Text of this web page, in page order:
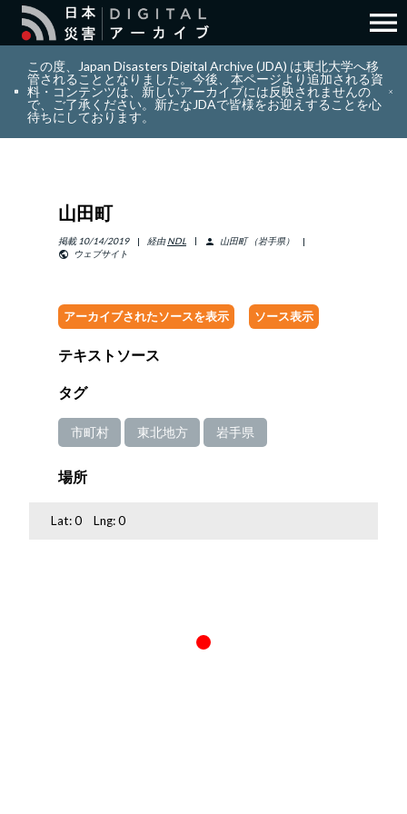
search 検索
layers コレクション
ENGLISH 日本語
menu
この度、Japan Disasters Digital Archive (JDA) は東北大学へ移
管されることとなりました。今後、本ページより追加される資
料・コンテンツは、新しいアーカイブには反映されませんの
で、ご了承ください。新たなJDAで皆様をお迎えすることを心
待ちにしております。
山田町
掲載 10/14/2019 経由 NDL person
山田町 （岩手県）
public
ウェブサイト
アーカイブされたソースを表示 ソース表示
テキストソース
タグ
市町村 東北地方 岩手県
場所
Lat:0 Lng:0